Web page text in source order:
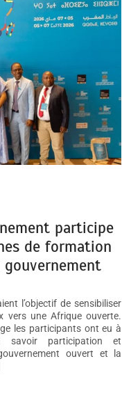
participe
de formation
l’objectif de sensibiliser
vers une Afrique ouverte.
les participants ont eu à
participation et
ouvert et la
Kabanda une figure
un modèle
pour la jeunesse
conduire le
l’industrie en ce
décisif.
2025
de Vital
2025
Rukingir
Justin recadre son
TANGANIA